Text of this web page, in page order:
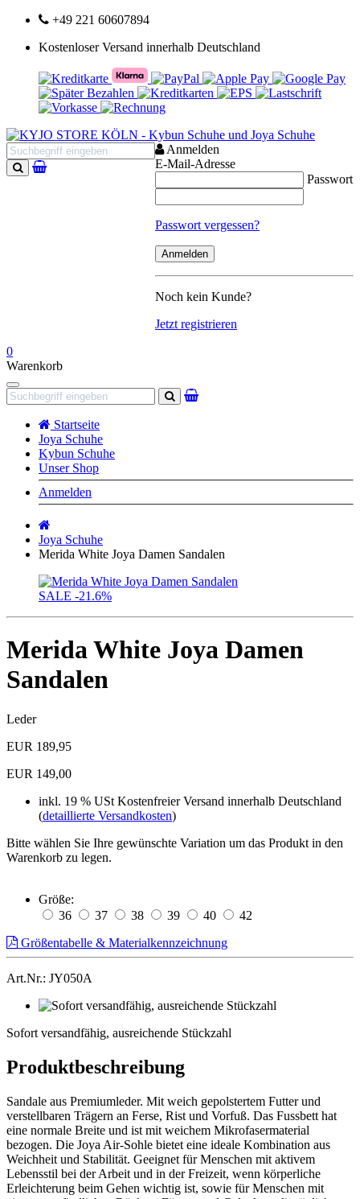
+49 221 60607894
Kostenloser Versand innerhalb Deutschland
Suchen
Anmelden
E-Mail-Adresse
Passwort
Passwort vergessen?
Noch kein Kunde?
Jetzt registrieren
0
Warenkorb
Navigation
Suchen
Startseite
Joya Schuhe
Kybun Schuhe
Unser Shop
Anmelden
Joya Schuhe
Merida White Joya Damen Sandalen
SALE -21.6%
Merida White Joya Damen
Sandalen
Leder
EUR 189,95
EUR 149,00
inkl. 19 % USt Kostenfreier Versand innerhalb Deutschland
(detaillierte Versandkosten)
Bitte wählen Sie Ihre gewünschte Variation um das Produkt in den
Warenkorb zu legen.
Größe:
36
37 38 39 40
42
Größentabelle & Materialkennzeichnung
Art.Nr.: JY050A
Sofort versandfähig, ausreichende Stückzahl
Produktbeschreibung
Sandale aus Premiumleder. Mit weich gepolstertem Futter und
verstellbaren Trägern an Ferse, Rist und Vorfuß. Das Fussbett hat
eine normale Breite und ist mit weichem Mikrofasermaterial
bezogen. Die Joya Air-Sohle bietet eine ideale Kombination aus
Weichheit und Stabilität. Geeignet für Menschen mit aktivem
Lebensstil bei der Arbeit und in der Freizeit, wenn körperliche
Erleichterung beim Gehen wichtig ist, sowie für Menschen mit